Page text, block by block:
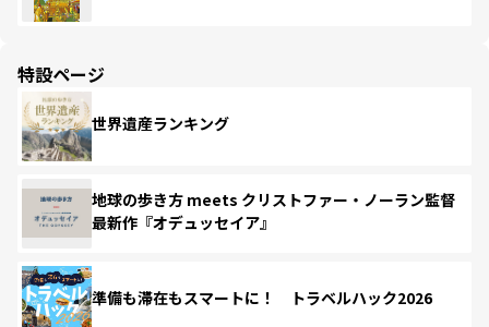
特設ページ
世界遺産ランキング
地球の歩き方 meets クリストファー・ノーラン監督
最新作『オデュッセイア』
準備も滞在もスマートに！ トラベルハック2026